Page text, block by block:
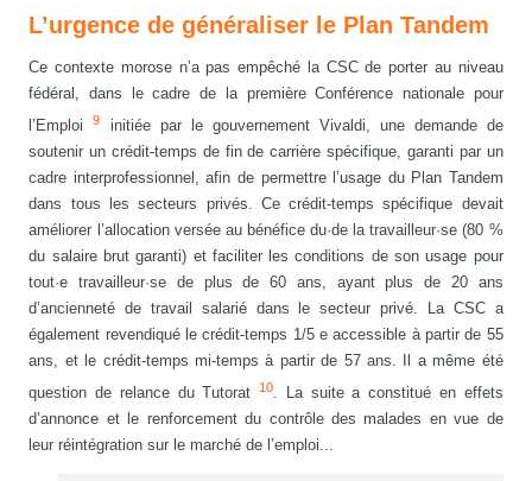
L’urgence de généraliser le Plan Tandem
Ce contexte morose n’a pas empêché la CSC de porter au niveau
fédéral, dans le cadre de la première Conférence nationale pour
l’Emploi9
initiée par le gouvernement Vivaldi, une demande de
soutenir un crédit-temps de fin de carrière spécifique, garanti par un
cadre interprofessionnel, afin de permettre l’usage du Plan Tandem
dans tous les secteurs privés. Ce crédit-temps spécifique devait
améliorer l’allocation versée au bénéfice du·de la travailleur·se (80 %
du salaire brut garanti) et faciliter les conditions de son usage pour
tout·e travailleur·se de plus de 60 ans, ayant plus de 20 ans
d’ancienneté de travail salarié dans le secteur privé. La CSC a
également revendiqué le crédit-temps 1/5 e accessible à partir de 55
ans, et le crédit-temps mi-temps à partir de 57 ans. Il a même été
question de relance du Tutorat10. La suite a constitué en effets
d’annonce et le renforcement du contrôle des malades en vue de
leur réintégration sur le marché de l’emploi...